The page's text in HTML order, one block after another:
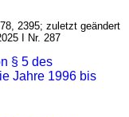
2395; zuletzt geändert
I Nr. 287
§ 5 des
Jahre 1996 bis